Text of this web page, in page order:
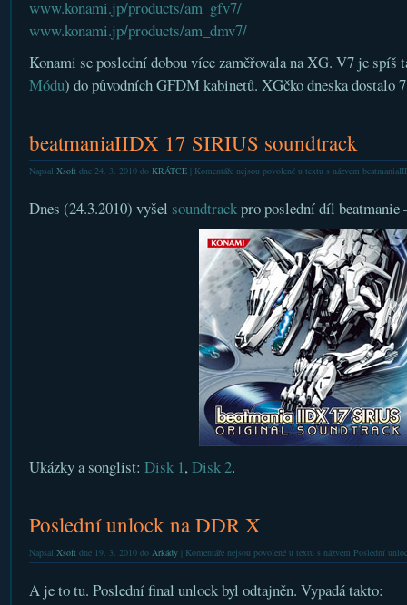
www.konami.jp/products/am_gfv7/
www.konami.jp/products/am_dmv7/
Konami se poslední dobou více zaměřovala na XG. V7 je spíš
Módu) do původních GFDM kabinetů. XGčko dneska dostalo
beatmaniaIIDX 17 SIRIUS soundtrack
Napsal Xsoftdne 24. 3. 2010 do KRÁTCE| Komentáře nejsou povolenéu textu s názvem
Dnes (24.3.2010) vyšel soundtrackpro poslední díl beatmanie
Ukázky a songlist: Disk 1,Disk 2.
Poslední unlock na DDR X
Napsal Xsoftdne 19. 3. 2010 do Arkády| Komentáře nejsou povolenéu textu s názvem Poslední
A je to tu. Poslední final unlock byl odtajněn. Vypadá takto: